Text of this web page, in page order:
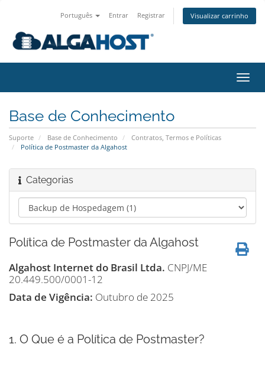
Português Entrar Registrar Visualizar carrinho
Base de Conhecimento
Suporte Base de Conhecimento
Contratos, Termos e Políticas
Política de Postmaster da Algahost
Categorias
Política de Postmaster da Algahost
Algahost Internet do Brasil Ltda. CNPJ/ME
20.449.500/0001-12
Data de Vigência: Outubro de 2025
1. O Que é a Política de Postmaster?